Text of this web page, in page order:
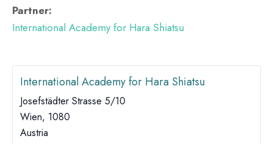
Partner:
International Academy for Hara Shiatsu
International Academy for Hara Shiatsu
Josefstädter Strasse 5/10
Wien, 1080
Austria